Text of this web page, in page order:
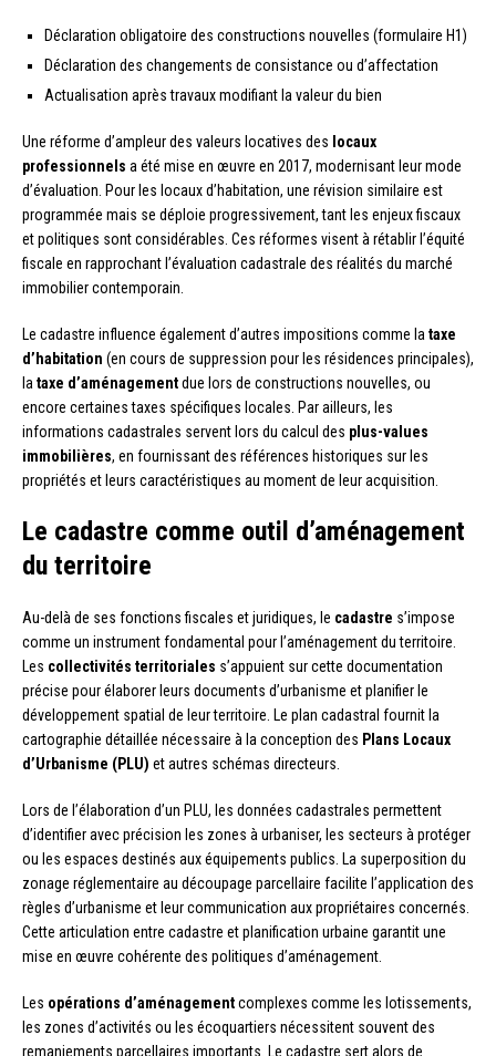
Déclaration obligatoire des constructions nouvelles (formulaire H1)
Déclaration des changements de consistance ou d’affectation
Actualisation après travaux modifiant la valeur du bien
Une réforme d’ampleur des valeurs locatives des locaux
professionnels a été mise en œuvre en 2017, modernisant leur mode
d’évaluation. Pour les locaux d’habitation, une révision similaire est
programmée mais se déploie progressivement, tant les enjeux fiscaux
et politiques sont considérables. Ces réformes visent à rétablir l’équité
fiscale en rapprochant l’évaluation cadastrale des réalités du marché
immobilier contemporain.
Le cadastre influence également d’autres impositions comme lataxe
d’habitation (en cours de suppression pour les résidences principales),
lataxe d’aménagementdue lors de constructions nouvelles, ou
encore certaines taxes spécifiques locales. Par ailleurs, les
informations cadastrales servent lors du calcul des plus-values
immobilières, en fournissant des références historiques sur les
propriétés et leurs caractéristiques au moment de leur acquisition.
Le cadastre comme outil d’aménagement
du territoire
Au-delà de ses fonctions fiscales et juridiques, le cadastre s’impose
comme un instrument fondamental pour l’aménagement du territoire.
Les collectivités territoriales s’appuient sur cette documentation
précise pour élaborer leurs documents d’urbanisme et planifier le
développement spatial de leur territoire. Le plan cadastral fournit la
cartographie détaillée nécessaire à la conception des Plans Locaux
d’Urbanisme (PLU) et autres schémas directeurs.
Lors de l’élaboration d’un PLU, les données cadastrales permettent
d’identifier avec précision les zones à urbaniser, les secteurs à protéger
ou les espaces destinés aux équipements publics. La superposition du
zonage réglementaire au découpage parcellaire facilite l’application des
règles d’urbanisme et leur communication aux propriétaires concernés.
Cette articulation entre cadastre et planification urbaine garantit une
mise en œuvre cohérente des politiques d’aménagement.
Les opérations d’aménagementcomplexes comme les lotissements,
les zones d’activités ou les écoquartiers nécessitent souvent des
remaniements parcellaires importants. Le cadastre sert alors de